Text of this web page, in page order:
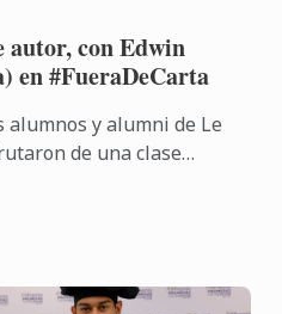
autor, con Edwin
en #FueraDeCarta
alumnos y alumni de Le
de una clase